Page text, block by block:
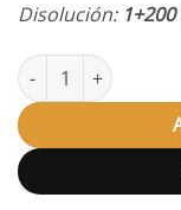
Disolución:1+200
Humectante Ilford